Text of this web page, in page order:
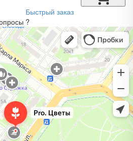
Быстрый заказ
?
Новгороде